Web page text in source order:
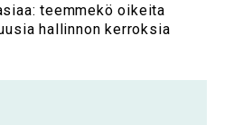
teemmekö oikeita
hallinnon kerroksia